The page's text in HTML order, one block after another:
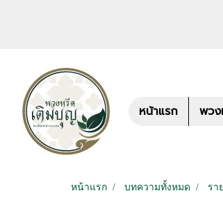
ร้านพวงหรีด เติ
หน้าแรก พว
หน้าแรก บทความทั้งหมด รา